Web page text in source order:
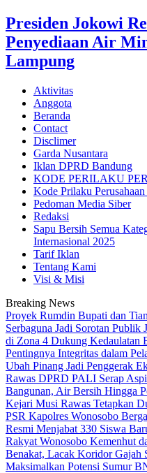
Presiden Jokowi
Penyediaan Air
Lampung
Aktivitas
Anggota
Beranda
Contact
Disclimer
Garda Nusantara
Iklan DPRD Bandung
KODE PERILAKU
Kode Prilaku
Pedoman Media Siber
Redaksi
Sapu Bersih Semua
Internasional 2025
Tarif Iklan
Tentang Kami
Visi & Misi
Breaking News
Proyek Rumdin Bupati dan
Serbaguna Jadi Sorotan Publik
di Zona 4 Dukung Kedaulatan
Pentingnya Integritas dalam
Ubah Pinang Jadi Penggerak
Rawas DPRD PALI Serap
Bangunan, Air Bersih Hingga
Kejari Musi Rawas Tetapkan
PSR Kapolres Wonosobo
Resmi Menjabat 330 Siswa
Rakyat Wonosobo Kemenhut
Benakat, Lacak Koridor Gajah
Maksimalkan Potensi Sumur